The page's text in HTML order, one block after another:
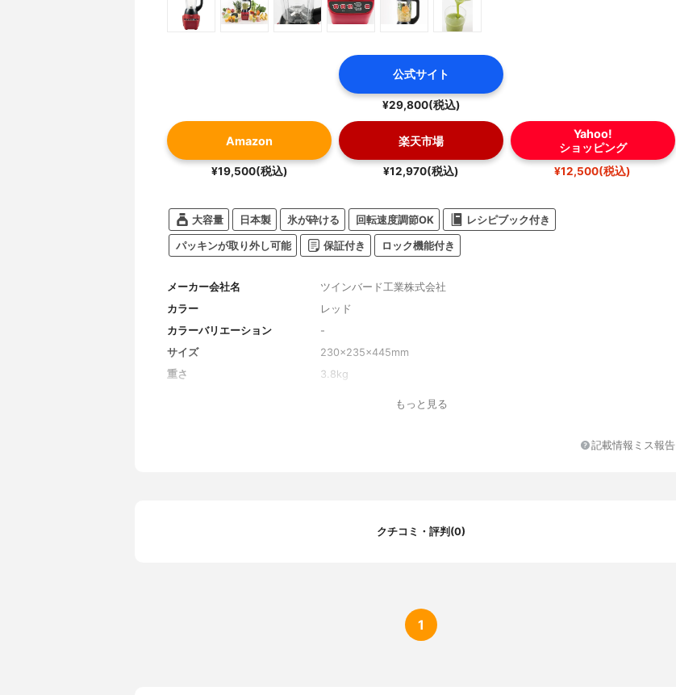
公式サイト
¥29,800(税込)
Amazon
¥19,500(税込)
楽天市場
¥12,970(税込)
Yahoo!
ショッピング
¥12,500(税込)
大容量 日本製 氷が砕ける 回転速度調節OK レシピブック付き
パッキンが取り外し可能 保証付き ロック機能付き
メーカー会社名
ツインバード工業株式会社
カラー
レッド
カラーバリエーション
-
サイズ
230×235×445mm
重さ
3.8kg
もっと見る
記載情報ミス報告
クチコミ・評判(0)
1